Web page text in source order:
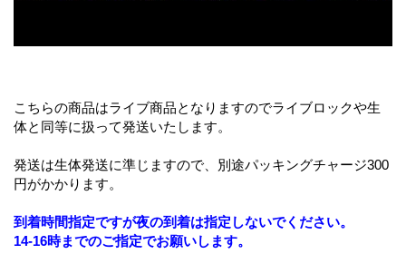
こちらの商品はライブ商品となりますのでライブロックや生
体と同等に扱って発送いたします。
発送は生体発送に準じますので、別途パッキングチャージ300
円がかかります。
到着時間指定ですが夜の到着は指定しないでください。
14-16時までのご指定でお願いします。